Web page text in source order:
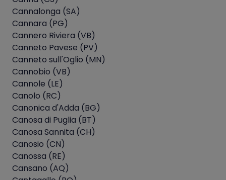
Cannalonga (SA)
Cannara (PG)
Cannero Riviera (VB)
Canneto Pavese (PV)
Canneto sull'Oglio (MN)
Cannobio (VB)
Cannole (LE)
Canolo (RC)
Canonica d'Adda (BG)
Canosa di Puglia (BT)
Canosa Sannita (CH)
Canosio (CN)
Canossa (RE)
Cansano (AQ)